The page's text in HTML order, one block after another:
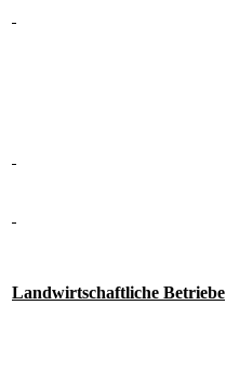
Landwirtschaftliche Betriebe